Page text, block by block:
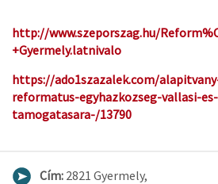
http://www.szeporszag.hu/
+Gyermely.latnivalo
https://ado1szazalek.com/
reformatus-egyhazkozseg-vallasi-
tamogatasara-/13790
Cím: 2821 Gyermely,